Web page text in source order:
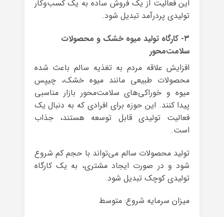
این فعالیت از یک فروش ساده به یک کسب‌وکار
تولیدی پردرآمد تبدیل شود.
۳- کارگاه تولید میوه خشک و محصولات
سلامت‌محور
افزایش علاقه مردم به تغذیه سالم باعث شده
محصولات طبیعی مانند میوه خشک، چیپس
میوه و خوراکی‌های سلامت‌محور بازار مناسبی
پیدا کنند. این حوزه برای افرادی که به دنبال یک
فعالیت تولیدی قابل توسعه هستند، جذاب
است.
تولید محصولات سالم می‌تواند با حجم کم شروع
شود و در صورت ایجاد مشتری، به یک کارگاه
تولیدی کوچک تبدیل شود.
میزان سرمایه شروع: متوسط